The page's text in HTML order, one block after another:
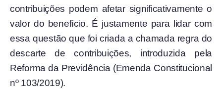
contribuições podem afetar significativamente o
valor do benefício. É justamente para lidar com
essa questão que foi criada a chamada regra do
descarte de contribuições, introduzida pela
Reforma da Previdência (Emenda Constitucional
nº 103/2019).